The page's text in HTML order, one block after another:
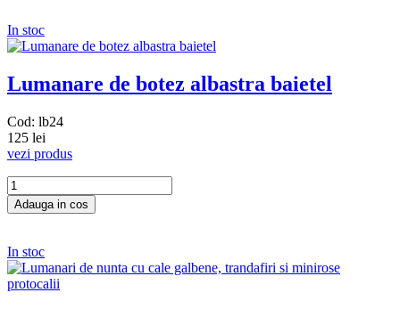
In stoc
Lumanare de botez albastra baietel
Cod: lb24
125 lei
vezi produs
In stoc